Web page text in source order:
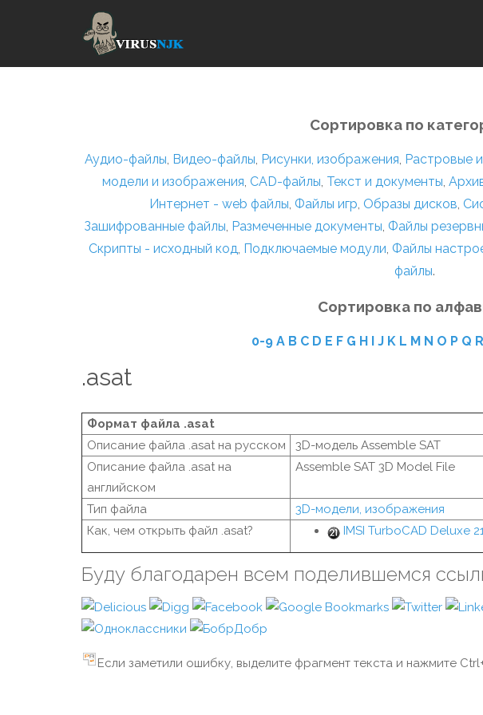
Сортировка по
Аудио-файлы, Видео-файлы, Рисунки, изображения, Растровые
модели и изображения, CAD-файлы, Текст и документы,
Интернет - web файлы, Файлы игр, Образы дисков,
Зашифрованные файлы, Размеченные документы, Файлы
Скрипты - исходный код, Подключаемые модули, Файлы
файлы.
Сортировка по
0-9 A B C D E F G H I J K L M N O P Q R
.asat
Формат файла .asat
Описание файла .asat на русском
3D-модель Assemble SAT
Описание файла .asat на
английском
Assemble SAT 3D Model File
Тип файла
3D-модели, изображения
Как, чем открыть файл .asat?
IMSI TurboCAD Deluxe
Буду благодарен всем поделившемся
Если заметили ошибку, выделите фрагмент текста и нажмите